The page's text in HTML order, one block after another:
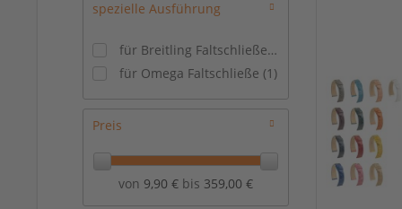
spezielle Ausführung
für Breitling Faltschließe
(2
für Omega Faltschließe (1 )
Preis
von 9,90 € bis 359,00 €